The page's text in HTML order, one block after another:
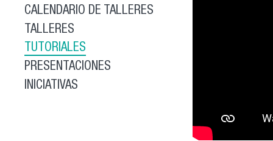
CALENDARIO DE TALLERES
TALLERES
TUTORIALES
PRESENTACIONES
INICIATIVAS